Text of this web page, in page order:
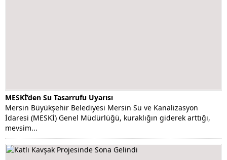
MESKİ’den Su Tasarrufu Uyarısı
Mersin Büyükşehir Belediyesi Mersin Su ve Kanalizasyon
İdaresi (MESKİ) Genel Müdürlüğü, kuraklığın giderek arttığı,
mevsim...